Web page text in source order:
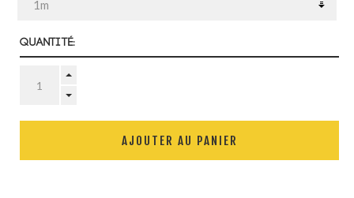
Quantité:
AJOUTER AU PANIER